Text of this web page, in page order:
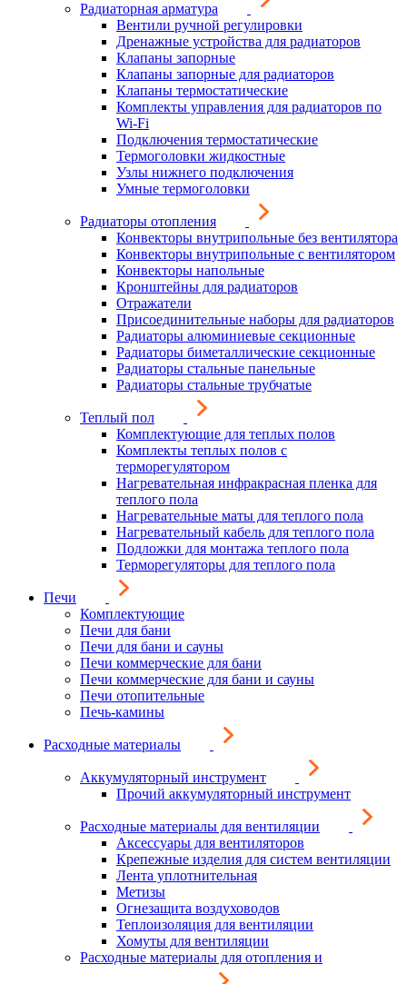
Радиаторная арматура
Вентили ручной регулировки
Дренажные устройства для радиаторов
Клапаны запорные
Клапаны запорные для радиаторов
Клапаны термостатические
Комплекты управления для радиаторов по
Wi-Fi
Подключения термостатические
Термоголовки жидкостные
Узлы нижнего подключения
Умные термоголовки
Радиаторы отопления
Конвекторы внутрипольные без вентилятора
Конвекторы внутрипольные с вентилятором
Конвекторы напольные
Кронштейны для радиаторов
Отражатели
Присоединительные наборы для радиаторов
Радиаторы алюминиевые секционные
Радиаторы биметаллические секционные
Радиаторы стальные панельные
Радиаторы стальные трубчатые
Теплый пол
Комплектующие для теплых полов
Комплекты теплых полов с
терморегулятором
Нагревательная инфракрасная пленка для
теплого пола
Нагревательные маты для теплого пола
Нагревательный кабель для теплого пола
Подложки для монтажа теплого пола
Терморегуляторы для теплого пола
Печи
Комплектующие
Печи для бани
Печи для бани и сауны
Печи коммерческие для бани
Печи коммерческие для бани и сауны
Печи отопительные
Печь-камины
Расходные материалы
Аккумуляторный инструмент
Прочий аккумуляторный инструмент
Расходные материалы для вентиляции
Аксессуары для вентиляторов
Крепежные изделия для систем вентиляции
Лента уплотнительная
Метизы
Огнезащита воздуховодов
Теплоизоляция для вентиляции
Хомуты для вентиляции
Расходные материалы для отопления и